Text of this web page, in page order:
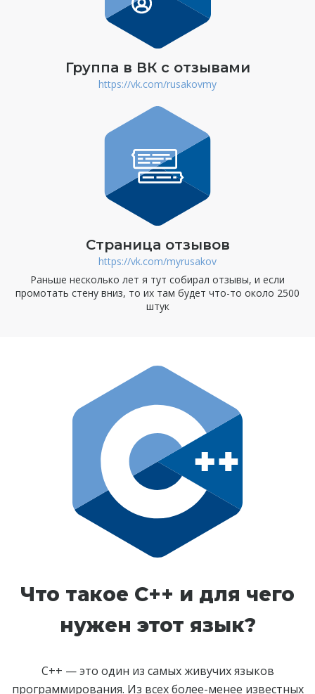
Группа в ВК с отзывами
https://vk.com/rusakovmy
Страница отзывов
https://vk.com/myrusakov
Раньше несколько лет я тут собирал отзывы, и если
промотать стену вниз, то их там будет что-то около 2500
штук
Что такое C++ и для чего
нужен этот язык?
C++ — это один из самых живучих языков
программирования. Из всех более-менее известных